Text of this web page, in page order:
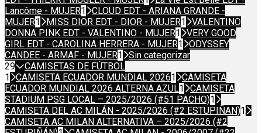
Lancôme - MUJER1
CLOUD EDT - ARIANA GRANDE -
MUJER1 MISS DIOR EDT - DIOR - MUJER1
VALENTINO
DONNA PINK EDT - VALENTINO - MUJER1
VERY GOOD
GIRL EDT - CAROLINA HERRERA - MUJER1
ODYSSEY
CANDEE - ARMAF - MUJER1
Sin categorizar
29
CAMISETAS DE FÚTBOL
1
CAMISETA ECUADOR MUNDIAL 20261
CAMISETA
ECUADOR MUNDIAL 2026 ALTERNA AZUL1
CAMISETA
STADIUM PSG LOCAL – 2025/2026 (#51 PACHO)1
CAMISETA DEL AC MILÁN - 2025/2026 (#2 ESTUPIÑAN)1
CAMISETA AC MILAN ALTERNATIVA – 2025/2026 (#2